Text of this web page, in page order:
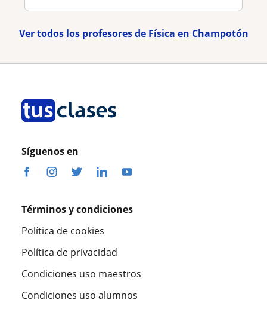
Ver todos los profesores de Física en Champotón
Síguenos en
Términos y condiciones
Política de cookies
Política de privacidad
Condiciones uso maestros
Condiciones uso alumnos